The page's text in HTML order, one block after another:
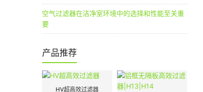
空气过滤器在洁净室环境中的选择和性能至关重
要
产品推荐
HV超高效过滤器